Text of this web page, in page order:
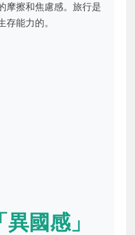
摩擦和焦慮感。旅行是
能力的。
國感」